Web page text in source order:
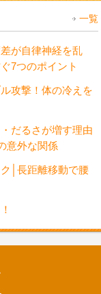
一覧
が自律神経を乱
7つのポイント
攻撃！体の冷えを
だるさが増す理由
意外な関係
│長距離移動で腰